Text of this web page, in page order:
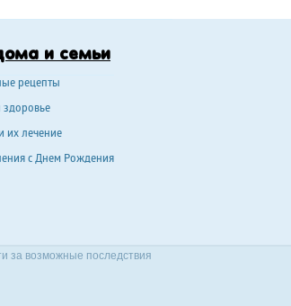
и семьи
рецепты
здоровье
их лечение
с Днем Рождения
за возможные последствия